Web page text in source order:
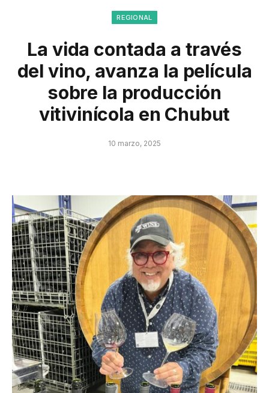
REGIONAL
La vida contada a través
del vino, avanza la película
sobre la producción
vitivinícola en Chubut
10 marzo, 2025